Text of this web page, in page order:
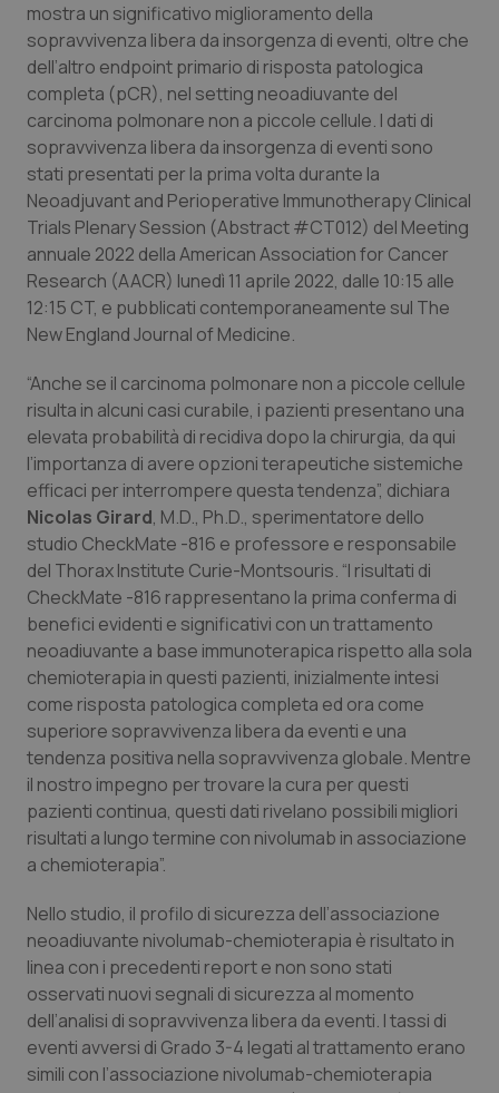
Umbria
Valle D’Aosta
Veneto
Oftalmologia
Oncodermatologia
Oncoematologia
Oncologia & Nutrizione
Psoriasi & pelle
Quotidiano Cardiologia
Quotidiano Chirurgia
Quotidiano Oncologia
Quotidiano Pediatria
Rene & patologie urogenitali
Salute orale & impianti
Sangue & coagulazione
Tiroide
Tumore al seno
Tumore ovarico
Tumori del Polmone & Testa Collo
Tumori gastrointestinali
Ulcera & Reflusso
Vaccini
mostra un significativo miglioramento della
sopravvivenza libera da insorgenza di eventi, oltre che
dell’altro endpoint primario di risposta patologica
completa (pCR), nel setting neoadiuvante del
carcinoma polmonare non a piccole cellule. I dati di
sopravvivenza libera da insorgenza di eventi sono
stati presentati per la prima volta durante la
Neoadjuvant and Perioperative Immunotherapy Clinical
Trials Plenary Session (Abstract #CT012) del Meeting
annuale 2022 della American Association for Cancer
Research (AACR) lunedì 11 aprile 2022, dalle 10:15 alle
12:15 CT, e pubblicati contemporaneamente sul The
New England Journal of Medicine.
“Anche se il carcinoma polmonare non a piccole cellule
risulta in alcuni casi curabile, i pazienti presentano una
elevata probabilità di recidiva dopo la chirurgia, da qui
l’importanza di avere opzioni terapeutiche sistemiche
efficaci per interrompere questa tendenza”, dichiara
Nicolas Girard, M.D., Ph.D., sperimentatore dello
studio CheckMate -816 e professore e responsabile
del Thorax Institute Curie-Montsouris. “I risultati di
CheckMate -816 rappresentano la prima conferma di
benefici evidenti e significativi con un trattamento
neoadiuvante a base immunoterapica rispetto alla sola
chemioterapia in questi pazienti, inizialmente intesi
come risposta patologica completa ed ora come
superiore sopravvivenza libera da eventi e una
tendenza positiva nella sopravvivenza globale. Mentre
il nostro impegno per trovare la cura per questi
pazienti continua, questi dati rivelano possibili migliori
risultati a lungo termine con nivolumab in associazione
a chemioterapia”.
Nello studio, il profilo di sicurezza dell’associazione
neoadiuvante nivolumab-chemioterapia è risultato in
linea con i precedenti report e non sono stati
osservati nuovi segnali di sicurezza al momento
dell’analisi di sopravvivenza libera da eventi. I tassi di
eventi avversi di Grado 3-4 legati al trattamento erano
simili con l’associazione nivolumab-chemioterapia